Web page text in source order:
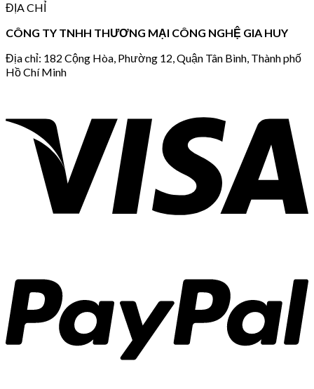
ĐỊA CHỈ
CÔNG TY TNHH THƯƠNG MẠI CÔNG NGHỆ GIA HUY
Địa chỉ: 182 Cộng Hòa, Phường 12, Quận Tân Bình, Thành phố
Hồ Chí Minh